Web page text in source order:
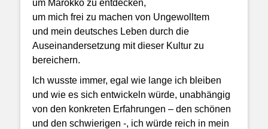
um Marokko zu entdecken,
um mich frei zu machen von Ungewolltem
und mein deutsches Leben durch die
Auseinandersetzung mit dieser Kultur zu
bereichern.
Ich wusste immer, egal wie lange ich bleiben
und wie es sich entwickeln würde, unabhängig
von den konkreten Erfahrungen – den schönen
und den schwierigen -, ich würde reich in mein